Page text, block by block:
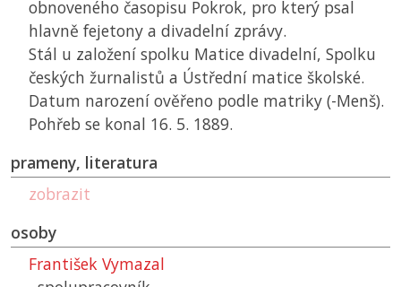
obnoveného časopisu Pokrok, pro který psal
hlavně fejetony a divadelní zprávy.
Stál u založení spolku Matice divadelní, Spolku
českých žurnalistů a Ústřední matice školské.
Datum narození ověřeno podle matriky (-Menš).
Pohřeb se konal 16. 5. 1889.
prameny, literatura
zobrazit
osoby
František Vymazal